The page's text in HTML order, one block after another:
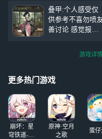
0月23日-11月6日
活动规则与奖励：
①带 #新月同行#
【话题】进行发
卡截图】，云云
获
叠甲:个人感受仅
供参考不喜勿喷
善讨论 感觉报
所云，没什么让人
有紧迫感和代入
的 说起战斗界面
就延伸到整体
了，，感觉大部
色调都很一致
游戏详
更多热门游戏
崩坏：星
穹铁道-4.4
原神·空月
之歌
蛋